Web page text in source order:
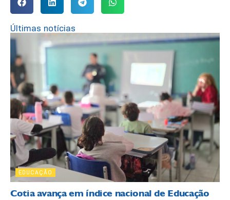
Últimas notícias
EDUCAÇÃO
Cotia avança em índice nacional de Educação